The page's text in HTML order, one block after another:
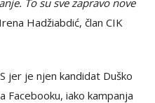
Hadžiabdić, član CIK
jer je njen kandidat Duško
Facebooku, iako kampanja